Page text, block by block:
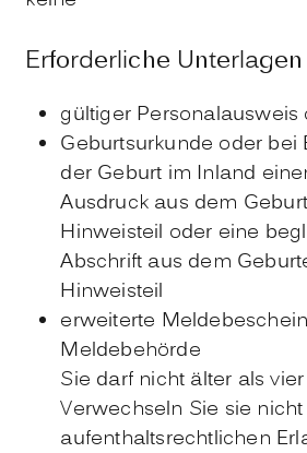
Erforderliche Unterlagen
gültiger Personalausweis
Geburtsurkunde oder bei
der Geburt im Inland
Ausdruck aus dem
Hinweisteil oder eine
Abschrift aus dem
Hinweisteil
erweiterte
Meldebehörde
Sie darf nicht älter als
Verwechseln Sie sie
aufenthaltsrechtlichen